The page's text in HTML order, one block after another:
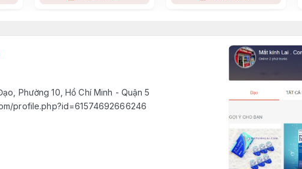
Phường 10, Hồ Chí Minh - Quận 5
profile.php?id=61574692666246